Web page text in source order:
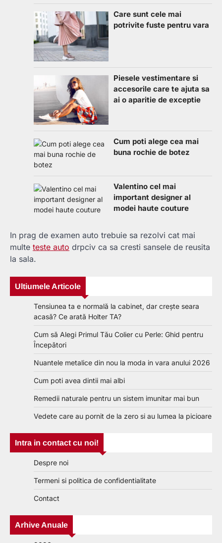
Care sunt cele mai
potrivite fuste pentru vara
Piesele vestimentare si
accesorile care te ajuta sa
ai o aparitie de exceptie
Cum poti alege cea mai
buna rochie de botez
Valentino cel mai
important designer al
modei haute couture
In prag de examen auto trebuie sa rezolvi cat mai
multe teste auto drpciv ca sa cresti sansele de reusita
la sala.
Ultiumele Articole
Tensiunea ta e normală la cabinet, dar crește seara
acasă? Ce arată Holter TA?
Cum să Alegi Primul Tău Colier cu Perle: Ghid pentru
Începători
Nuantele metalice din nou la moda in vara anului 2026
Cum poti avea dintii mai albi
Remedii naturale pentru un sistem imunitar mai bun
Vedete care au pornit de la zero si au lumea la picioare
Intra in contact cu noi!
Despre noi
Termeni si politica de confidentialitate
Contact
Arhive Anuale